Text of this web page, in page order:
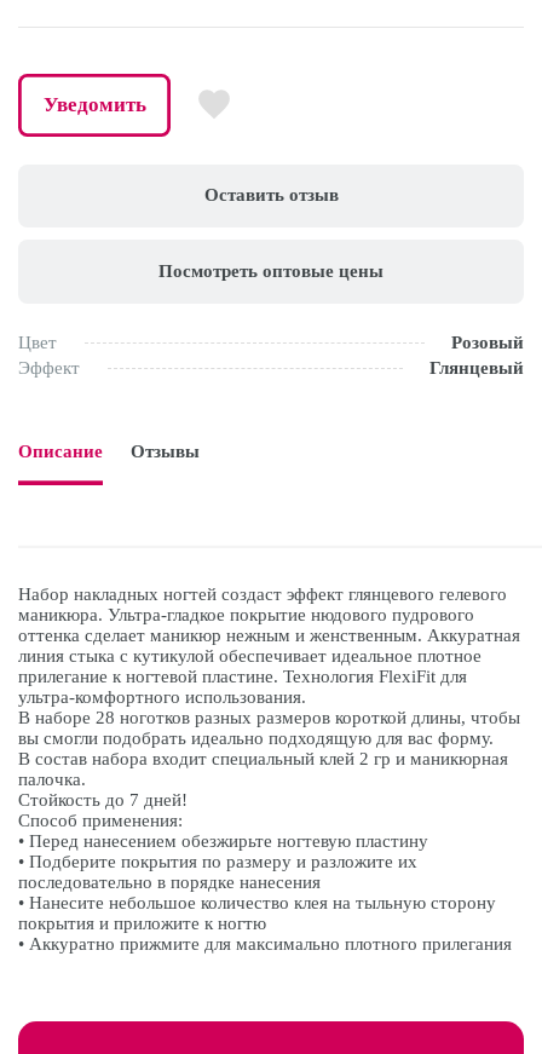
Оставить отзыв
Посмотреть оптовые цены
Цвет
Розовый
Эффект
Глянцевый
Уведомить
Описание Отзывы
Набор накладных ногтей создаст эффект глянцевого гелевого
маникюра. Ультра-гладкое покрытие нюдового пудрового
оттенка сделает маникюр нежным и женственным. Аккуратная
линия стыка с кутикулой обеспечивает идеальное плотное
прилегание к ногтевой пластине. Технология FlexiFit для
ультра-комфортного использования.
В наборе 28 ноготков разных размеров короткой длины, чтобы
вы смогли подобрать идеально подходящую для вас форму.
В состав набора входит специальный клей 2 гр и маникюрная
палочка.
Стойкость до 7 дней!
Способ применения:
• Перед нанесением обезжирьте ногтевую пластину
• Подберите покрытия по размеру и разложите их
последовательно в порядке нанесения
• Нанесите небольшое количество клея на тыльную сторону
покрытия и приложите к ногтю
• Аккуратно прижмите для максимально плотного прилегания